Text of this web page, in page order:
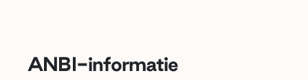
ANBI-informatie